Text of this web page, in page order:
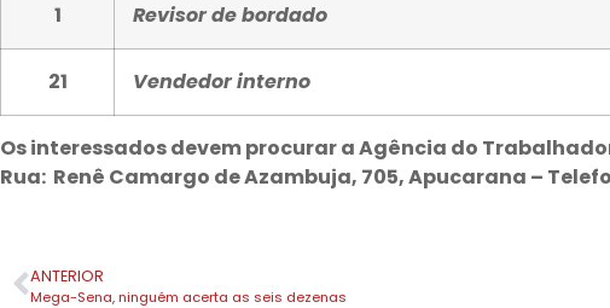
1 Revisor de bordado
21 Vendedor interno
Os interessados devem procurar a Agência do
Rua: Renê Camargo de Azambuja, 705, Apucarana –
ANTERIOR
Mega-Sena, ninguém acerta as seis dezenas